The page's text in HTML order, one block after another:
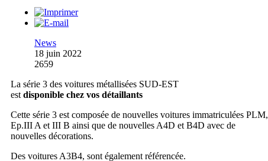
News
18 juin 2022
2659
La série 3 des voitures métallisées SUD-EST
est disponible chez vos détaillants
Cette série 3 est composée de nouvelles voitures immatriculées PLM,
Ep.III A et III B ainsi que de nouvelles A4D et B4D avec de
nouvelles décorations.
Des voitures A3B4, sont également référencée.